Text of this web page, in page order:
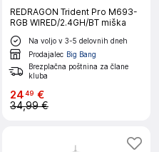
REDRAGON Trident Pro M693-
RGB WIRED/2.4GH/BT miška
Na voljo v 3-5 delovnih dneh
Prodajalec Big Bang
Brezplačna poštnina za člane
kluba
2449 €
34,99 €